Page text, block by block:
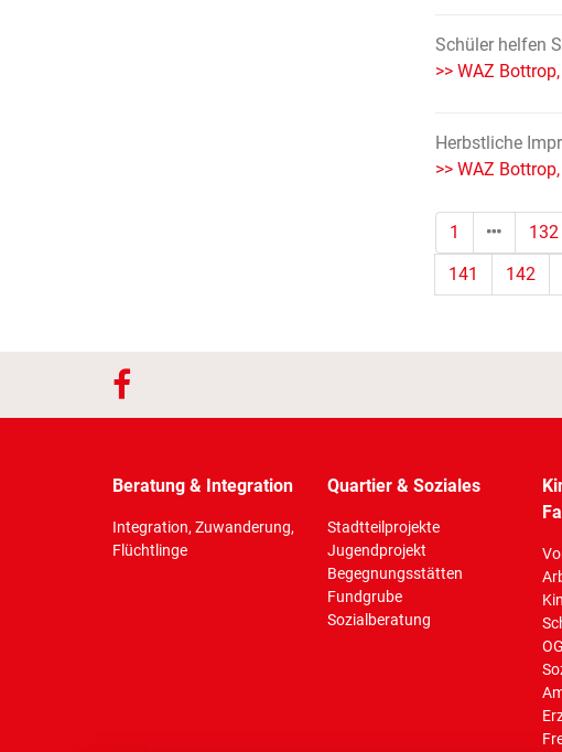
Schüler helfen
>> WAZ
Herbstliche
>> WAZ
1 132
141
142
Beratung & Integration
Integration, Zuwanderung,
Flüchtlinge
Quartier & Soziales
Stadtteilprojekte
Jugendprojekt
Begegnungsstätten
Fundgrube
Sozialberatung